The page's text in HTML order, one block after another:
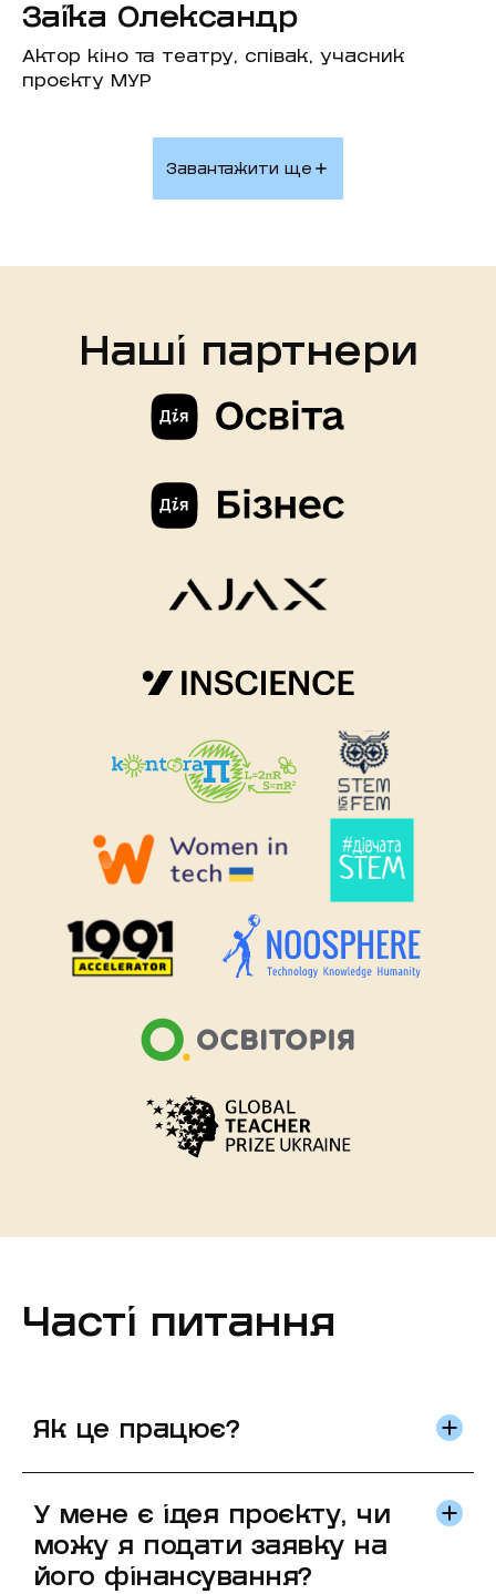
Заїка Олександр
Актор кіно та театру, співак, учасник
проєкту МУР
Завантажити ще
Наші партнери
Часті питання
Як це працює?
У мене є ідея проєкту, чи
можу я подати заявку на
його фінансування?